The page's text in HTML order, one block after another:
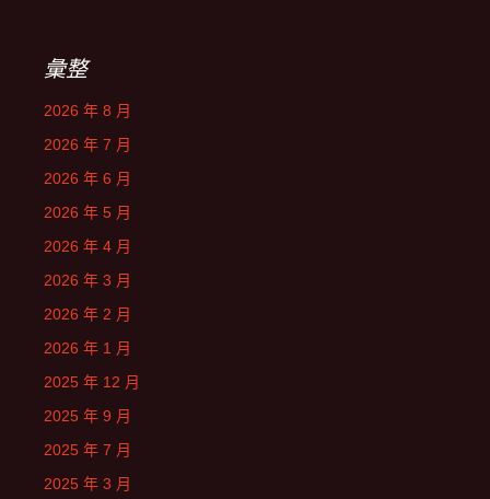
彙整
2026 年 8 月
2026 年 7 月
2026 年 6 月
2026 年 5 月
2026 年 4 月
2026 年 3 月
2026 年 2 月
2026 年 1 月
2025 年 12 月
2025 年 9 月
2025 年 7 月
2025 年 3 月